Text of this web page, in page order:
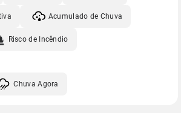
Acumulado de Chuva
Risco de Incêndio
Chuva Agora